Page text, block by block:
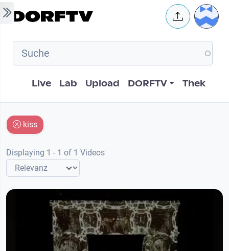
Skip to main content User
Hauptnavigation
Live Lab Upload DORFTV Thek
kiss
Displaying 1 - 1 of 1 Videos